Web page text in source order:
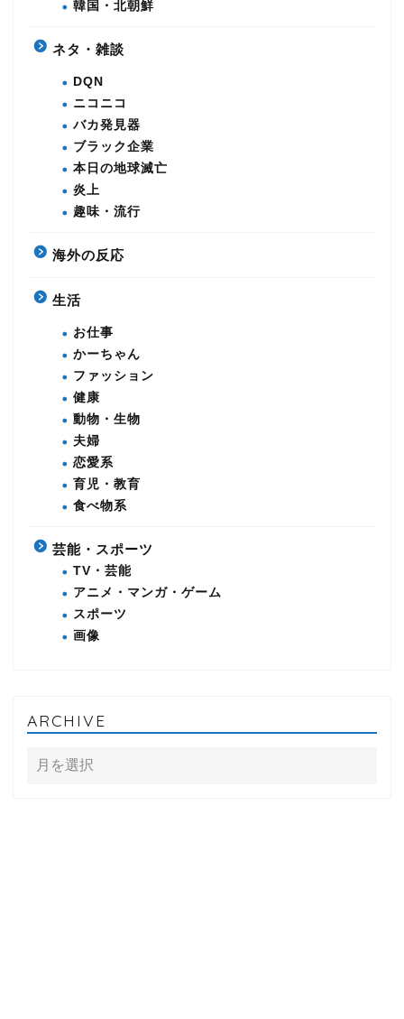
韓国・北朝鮮
ネタ・雑談
DQN
ニコニコ
バカ発見器
ブラック企業
本日の地球滅亡
炎上
趣味・流行
海外の反応
生活
お仕事
かーちゃん
ファッション
健康
動物・生物
夫婦
恋愛系
育児・教育
食べ物系
芸能・スポーツ
TV・芸能
アニメ・マンガ・ゲーム
スポーツ
画像
ARCHIVE